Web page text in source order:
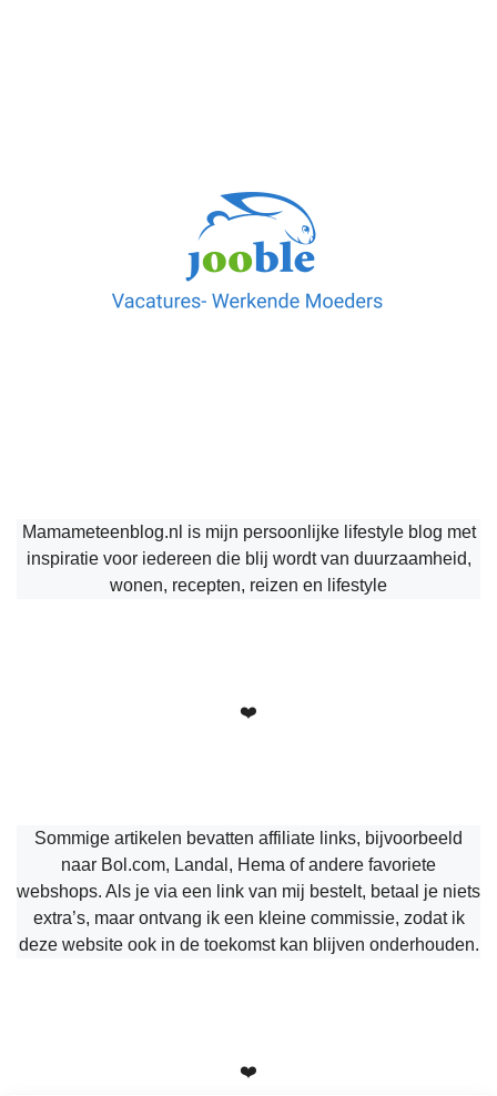
Mamameteenblog.nl is mijn persoonlijke lifestyle blog met
inspiratie voor iedereen die blij wordt van duurzaamheid,
wonen, recepten, reizen en lifestyle
❤️
Sommige artikelen bevatten affiliate links, bijvoorbeeld
naar Bol.com, Landal, Hema of andere favoriete
webshops. Als je via een link van mij bestelt, betaal je niets
extra’s, maar ontvang ik een kleine commissie, zodat ik
deze website ook in de toekomst kan blijven onderhouden.
❤️